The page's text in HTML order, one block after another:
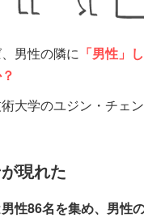
男性の隣に 「男性」
大学のユジン・チェ
現れた
男性86名を集め、男性